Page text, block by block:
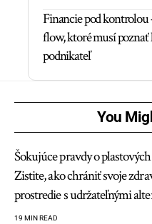
Financie pod kontrolou
flow, ktoré musí poznať
podnikateľ
You
Šokujúce pravdy o
Zistite, ako chrániť svoje
prostredie s udržateľnými
19 MIN READ